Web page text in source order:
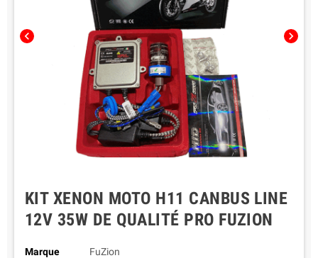
chevron_left chevron_right
KIT XENON MOTO H11 CANBUS LINE
12V 35W DE QUALITÉ PRO FUZION
Marque
FuZion